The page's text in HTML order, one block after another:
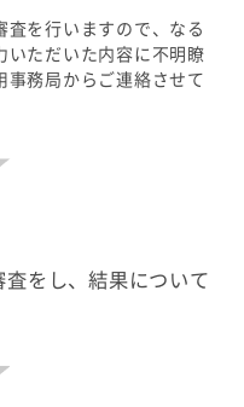
を行いますので、なる
いただいた内容に不明瞭
事務局からご連絡させて
をし、結果について